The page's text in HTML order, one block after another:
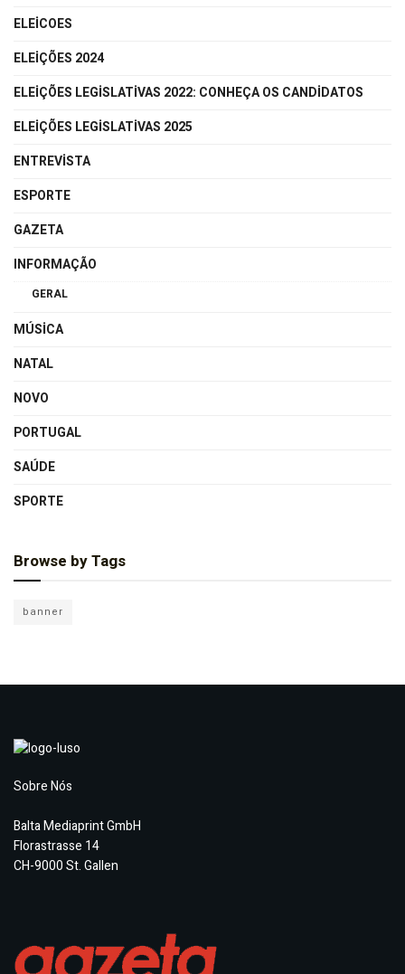
ELEICOES
ELEIÇÕES 2024
ELEIÇÕES LEGISLATIVAS 2022: CONHEÇA OS CANDIDATOS
ELEIÇÕES LEGISLATIVAS 2025
ENTREVISTA
ESPORTE
GAZETA
INFORMAÇÃO
GERAL
MÚSICA
NATAL
NOVO
PORTUGAL
SAÚDE
SPORTE
Browse by Tags
banner
Sobre Nós
Balta Mediaprint GmbH
Florastrasse 14
CH-9000 St. Gallen